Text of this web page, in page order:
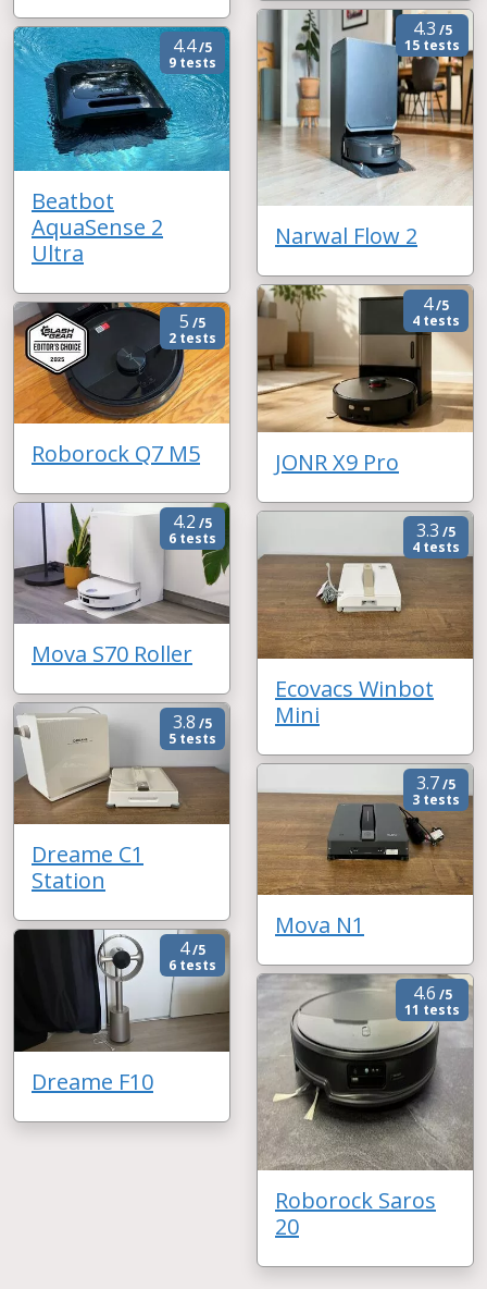
4.4/5
9 tests
Beatbot
AquaSense 2
Ultra
5 /5
2 tests
Roborock Q7 M5
4.2 /5
6 tests
Mova S70 Roller
3.8 /5
5 tests
Dreame C1
Station
4/5
6 tests
Dreame F10
4.3 /5
15 tests
Narwal Flow 2
4/5
4 tests
JONR X9 Pro
3.3 /5
4 tests
Ecovacs Winbot
Mini
3.7/5
3 tests
Mova N1
4.6 /5
11 tests
Roborock Saros
20